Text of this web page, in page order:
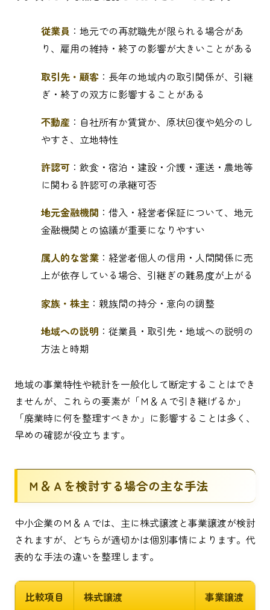
従業員 ：地元での再就職先が限られる場合があ
り、雇用の維持・終了の影響が大きいことがある
取引先・顧客 ：長年の地域内の取引関係が、引継
ぎ・終了の双方に影響することがある
不動産 ：自社所有か賃貸か、原状回復や処分のし
やすさ、立地特性
許認可 ：飲食・宿泊・建設・介護・運送・農地等
に関わる許認可の承継可否
地元金融機関 ：借入・経営者保証について、地元
金融機関との協議が重要になりやすい
属人的な営業 ：経営者個人の信用・人間関係に売
上が依存している場合、引継ぎの難易度が上がる
家族・株主 ：親族間の持分・意向の調整
地域への説明 ：従業員・取引先・地域への説明の
方法と時期
地域の事業特性や統計を一般化して断定することはでき
ませんが、これらの要素が「Ｍ＆Ａで引き継げるか」
「廃業時に何を整理すべきか」に影響することは多く、
早めの確認が役立ちます。
Ｍ＆Ａを検討する場合の主な手法
中小企業のＭ＆Ａでは、主に株式譲渡と事業譲渡が検討
されますが、どちらが適切かは個別事情によります。代
表的な手法の違いを整理します。
比較項目 株式譲渡 事業譲渡